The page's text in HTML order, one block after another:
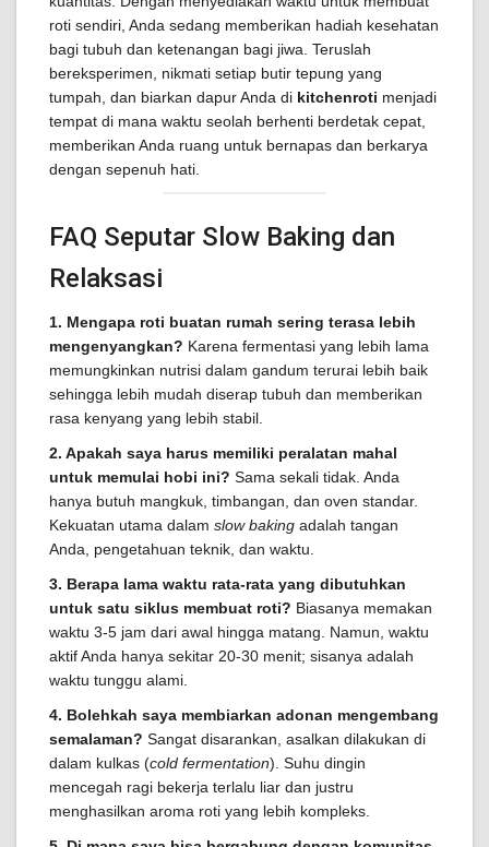
roti sendiri, Anda sedang memberikan hadiah kesehatan
bagi tubuh dan ketenangan bagi jiwa. Teruslah
bereksperimen, nikmati setiap butir tepung yang
tumpah, dan biarkan dapur Anda di kitchenroti menjadi
tempat di mana waktu seolah berhenti berdetak cepat,
memberikan Anda ruang untuk bernapas dan berkarya
dengan sepenuh hati.
FAQ Seputar Slow Baking dan
Relaksasi
1. Mengapa roti buatan rumah sering terasa lebih
mengenyangkan? Karena fermentasi yang lebih lama
memungkinkan nutrisi dalam gandum terurai lebih baik
sehingga lebih mudah diserap tubuh dan memberikan
rasa kenyang yang lebih stabil.
2. Apakah saya harus memiliki peralatan mahal
untuk memulai hobi ini? Sama sekali tidak. Anda
hanya butuh mangkuk, timbangan, dan oven standar.
Kekuatan utama dalam slow baking adalah tangan
Anda, pengetahuan teknik, dan waktu.
3. Berapa lama waktu rata-rata yang dibutuhkan
untuk satu siklus membuat roti? Biasanya memakan
waktu 3-5 jam dari awal hingga matang. Namun, waktu
aktif Anda hanya sekitar 20-30 menit; sisanya adalah
waktu tunggu alami.
4. Bolehkah saya membiarkan adonan mengembang
semalaman? Sangat disarankan, asalkan dilakukan di
dalam kulkas (cold fermentation). Suhu dingin
mencegah ragi bekerja terlalu liar dan justru
menghasilkan aroma roti yang lebih kompleks.